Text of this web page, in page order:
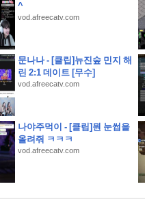
득 채워라! J리그 백년구상리그
원
^
vod.afreecatv.com
문나나 - [클립]뉴진숲 민지 해
린 2:1 데이트 [무수]
vod.afreecatv.com
나야주먹이 - [클립]뭔 눈썹을
올려줘 ㅋㅋㅋ
vod.afreecatv.com